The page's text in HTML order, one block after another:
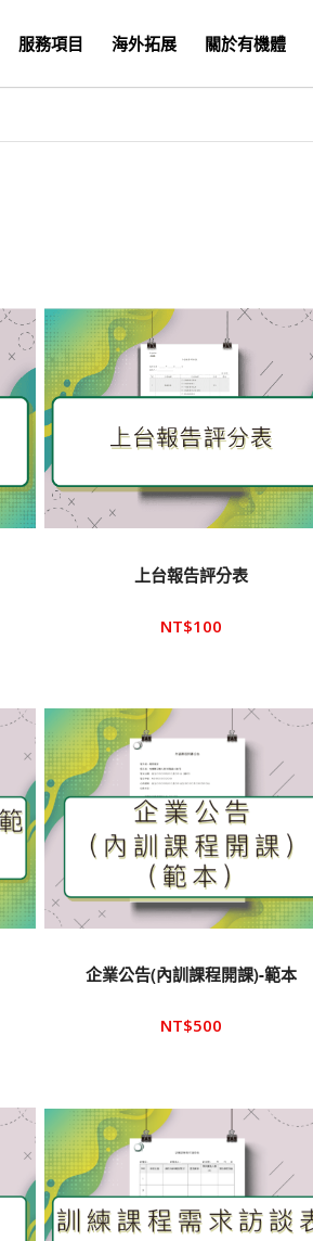
服務項目 海外拓展 關於有機體
上台報告評分表
NT$100
企業公告(內訓課程開課)-範本
NT$500